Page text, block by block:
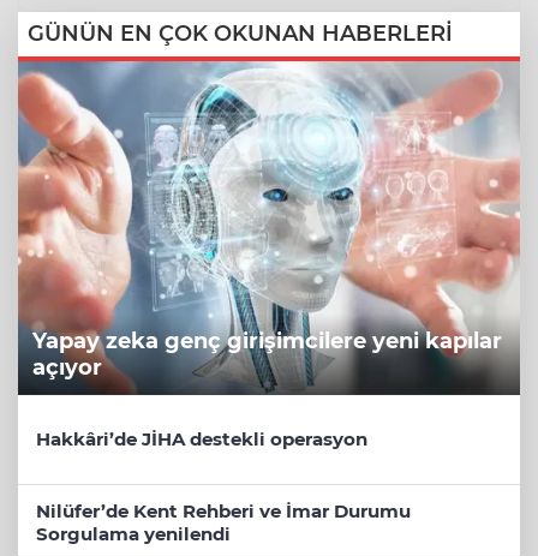
GÜNÜN EN ÇOK OKUNAN HABERLERİ
Yapay zeka genç girişimcilere yeni kapılar
açıyor
Hakkâri’de JİHA destekli operasyon
Nilüfer’de Kent Rehberi ve İmar Durumu
Sorgulama yenilendi